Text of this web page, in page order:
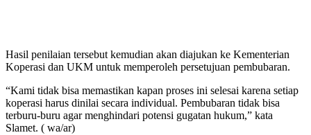
Hasil penilaian tersebut kemudian akan diajukan ke Kementerian
Koperasi dan UKM untuk memperoleh persetujuan pembubaran.
“Kami tidak bisa memastikan kapan proses ini selesai karena setiap
koperasi harus dinilai secara individual. Pembubaran tidak bisa
terburu-buru agar menghindari potensi gugatan hukum,” kata
Slamet. ( wa/ar)